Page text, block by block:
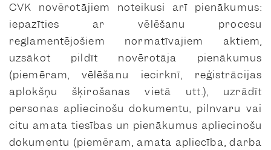
CVK novērotājiem noteikusi arī pienākumus:
iepazīties ar vēlēšanu procesu
reglamentējošiem normatīvajiem aktiem,
uzsākot pildīt novērotāja pienākumus
(piemēram, vēlēšanu iecirknī, reģistrācijas
aplokšņu šķirošanas vietā utt.), uzrādīt
personas apliecinošu dokumentu, pilnvaru vai
citu amata tiesības un pienākumus apliecinošu
dokumentu (piemēram, amata apliecība, darba